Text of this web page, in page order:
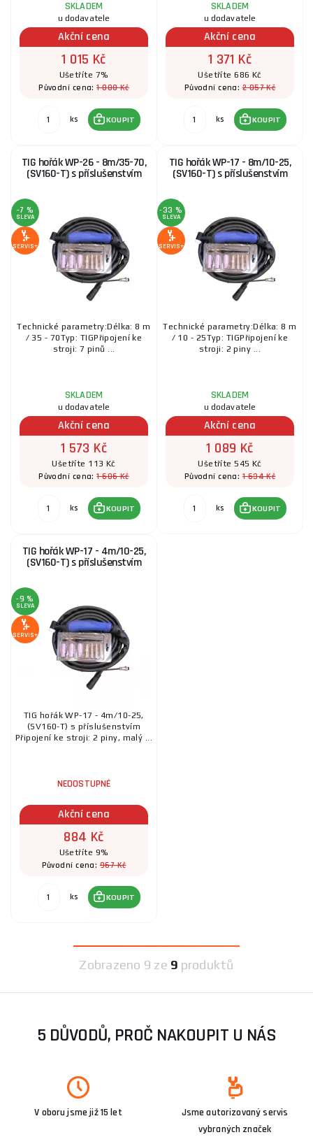
SKLADEM
u dodavatele
Akční cena
1 015 Kč
Ušetříte 7%
Původní cena:1 088 Kč
ks KOUPIT
SKLADEM
u dodavatele
Akční cena
1 371 Kč
Ušetříte 686 Kč
Původní cena:2 057 Kč
ks KOUPIT
TIG hořák WP-26 - 8m/35-70,
(SV160-T) s příslušenstvím
-7 %
SLEVA
SERVIS+
Technické parametry:Délka: 8 m
/ 35 - 70Typ: TIGPřipojení ke
stroji: 7 pinů ...
SKLADEM
u dodavatele
Akční cena
1 573 Kč
Ušetříte 113 Kč
Původní cena:1 686 Kč
ks KOUPIT
TIG hořák WP-17 - 8m/10-25,
(SV160-T) s příslušenstvím
-33 %
SLEVA
SERVIS+
Technické parametry:Délka: 8 m
/ 10 - 25Typ: TIGPřipojení ke
stroji: 2 piny ...
SKLADEM
u dodavatele
Akční cena
1 089 Kč
Ušetříte 545 Kč
Původní cena:1 634 Kč
ks KOUPIT
TIG hořák WP-17 - 4m/10-25,
(SV160-T) s příslušenstvím
-9 %
SLEVA
SERVIS+
TIG hořák WP-17 - 4m/10-25,
(SV160-T) s příslušenstvím
Připojení ke stroji: 2 piny, malý ...
NEDOSTUPNÉ
Akční cena
884 Kč
Ušetříte 9%
Původní cena:967 Kč
ks KOUPIT
Zobrazeno 9 ze 9 produktů
5 DŮVODŮ, PROČ NAKOUPIT U NÁS
V oboru jsme již 15 let
Jsme autorizovaný servis
vybraných značek